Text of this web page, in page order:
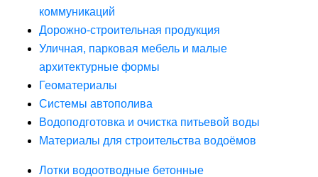
коммуникаций
Дорожно-строительная продукция
Уличная, парковая мебель и малые
архитектурные формы
Геоматериалы
Системы автополива
Водоподготовка и очистка питьевой воды
Материалы для строительства водоёмов
Лотки водоотводные бетонные